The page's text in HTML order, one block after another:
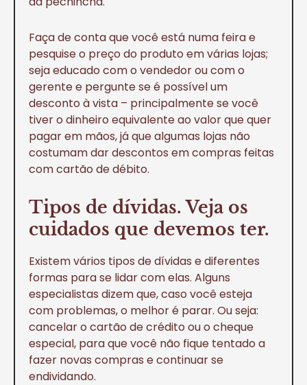
Faça de conta que você está numa feira e
pesquise o preço do produto em várias lojas;
seja educado com o vendedor ou com o
gerente e pergunte se é possível um
desconto à vista – principalmente se você
tiver o dinheiro equivalente ao valor que quer
pagar em mãos, já que algumas lojas não
costumam dar descontos em compras feitas
com cartão de débito.
Tipos de dívidas. Veja os
cuidados que devemos ter.
Existem vários tipos de dívidas e diferentes
formas para se lidar com elas. Alguns
especialistas dizem que, caso você esteja
com problemas, o melhor é parar. Ou seja:
cancelar o cartão de crédito ou o cheque
especial, para que você não fique tentado a
fazer novas compras e continuar se
endividando.